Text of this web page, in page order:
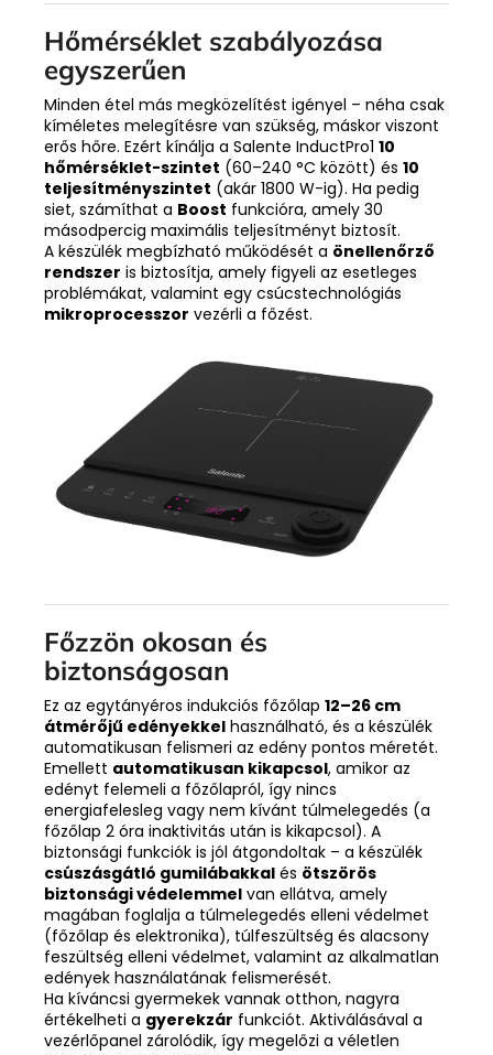
Hőmérséklet szabályozása
egyszerűen
Minden étel más megközelítést igényel – néha csak
kíméletes melegítésre van szükség, máskor viszont
erős hőre. Ezért kínálja a Salente InductPro1 10
hőmérséklet-szintet (60–240 °C között) és 10
teljesítményszintet (akár 1800 W-ig). Ha pedig
siet, számíthat a Boost funkcióra, amely 30
másodpercig maximális teljesítményt biztosít.
A készülék megbízható működését a önellenőrző
rendszer is biztosítja, amely figyeli az esetleges
problémákat, valamint egy csúcstechnológiás
mikroprocesszor vezérli a főzést.
Főzzön okosan és
biztonságosan
Ez az egytányéros indukciós főzőlap 12–26 cm
átmérőjű edényekkel használható, és a készülék
automatikusan felismeri az edény pontos méretét.
Emellett automatikusan kikapcsol, amikor az
edényt felemeli a főzőlapról, így nincs
energiafelesleg vagy nem kívánt túlmelegedés (a
főzőlap 2 óra inaktivitás után is kikapcsol). A
biztonsági funkciók is jól átgondoltak – a készülék
csúszásgátló gumilábakkal és ötszörös
biztonsági védelemmel van ellátva, amely
magában foglalja a túlmelegedés elleni védelmet
(főzőlap és elektronika), túlfeszültség és alacsony
feszültség elleni védelmet, valamint az alkalmatlan
edények használatának felismerését.
Ha kíváncsi gyermekek vannak otthon, nagyra
értékelheti a gyerekzár funkciót. Aktiválásával a
vezérlőpanel zárolódik, így megelőzi a véletlen